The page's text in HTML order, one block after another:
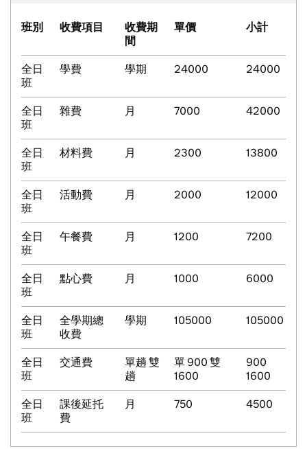
班別 收費項目
收費期
間
單價 小計
全日
班
學費 學期 24000 24000
全日
班
雜費 月 7000 42000
全日
班
材料費 月 2300 13800
全日
班
活動費 月 2000 12000
全日
班
午餐費 月 1200 7200
全日
班
點心費 月 1000 6000
全日
班
全學期總
收費
學期 105000 105000
全日
班
交通費
單趟 雙
趟
單 900 雙
1600
900
1600
全日
班
課後延托
費
月 750 4500